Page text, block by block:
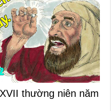
thường niên năm